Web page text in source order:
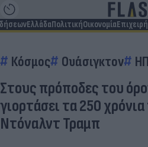
ΕλλάδαΠολιτικήΟικονομία
Κόσμος Ουάσιγκτον
Στους πρόποδες του
γιορτάσει τα 250
Ντόναλντ Τραμπ